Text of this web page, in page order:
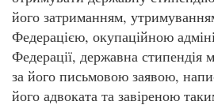
його затриманням,
Федерацією, окупаційною
Федерації, державна стипендія
за його письмовою заявою,
його адвоката та завіреною